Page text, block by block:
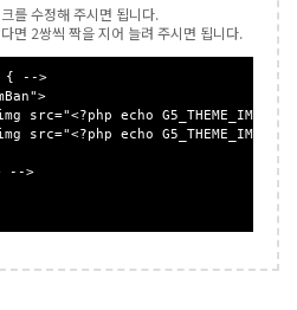
를 수정해 주시면 됩니다.
면 2쌍씩 짝을 지어 늘려 주시면 됩니다.
{ -->
-->